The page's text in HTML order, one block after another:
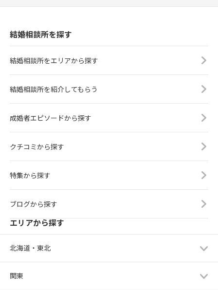
結婚相談所を探す
結婚相談所をエリアから探す
結婚相談所を紹介してもらう
成婚者エピソードから探す
クチコミから探す
特集から探す
ブログから探す
エリアから探す
北海道・東北
関東